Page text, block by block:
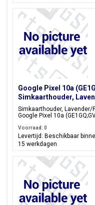
Google Pixel 10a
Simkaarthouder,
Simkaarthouder, Lavender/
Google Pixel 10a
Voorraad: 0
Levertijd: Beschikbaar
15 werkdagen